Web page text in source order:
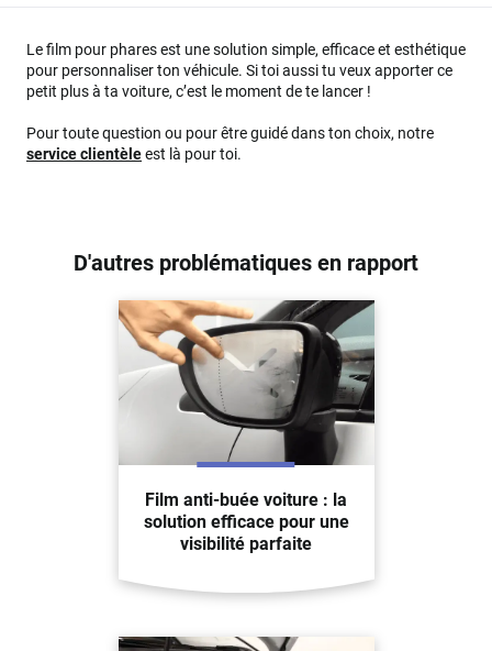
Le film pour phares est une solution simple, efficace et esthétique
pour personnaliser ton véhicule. Si toi aussi tu veux apporter ce
petit plus à ta voiture, c’est le moment de te lancer !
Pour toute question ou pour être guidé dans ton choix, notre
service clientèleest là pour toi.
D'autres problématiques en rapport
Film anti-buée voiture : la
solution efficace pour une
visibilité parfaite